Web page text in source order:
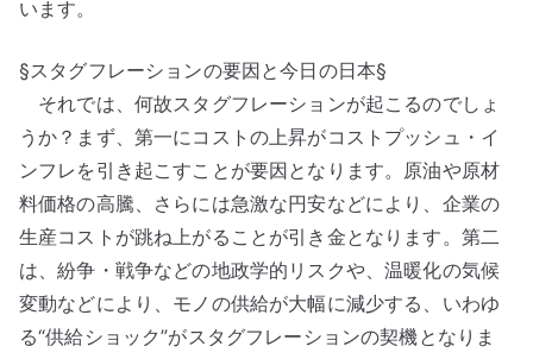
います。
§スタグフレーションの要因と今日の日本§
それでは、何故スタグフレーションが起こるのでしょ
うか？まず、第一にコストの上昇がコストプッシュ・イ
ンフレを引き起こすことが要因となります。原油や原材
料価格の高騰、さらには急激な円安などにより、企業の
生産コストが跳ね上がることが引き金となります。第二
は、紛争・戦争などの地政学的リスクや、温暖化の気候
変動などにより、モノの供給が大幅に減少する、いわゆ
る“供給ショック”がスタグフレーションの契機となりま